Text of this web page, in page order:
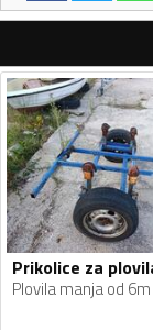
Prikolice za
Plovila manja od 6m